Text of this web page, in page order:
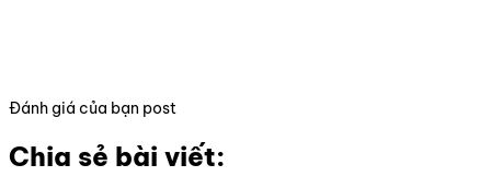
Đánh giá của bạn post
Chia sẻ bài viết: